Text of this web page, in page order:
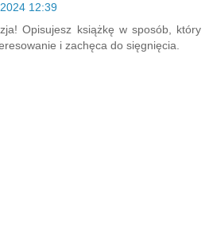
12:39
Opisujesz książkę w sposób, który
i zachęca do sięgnięcia.